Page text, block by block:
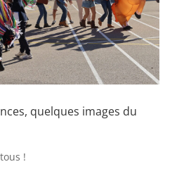
quelques images du
!